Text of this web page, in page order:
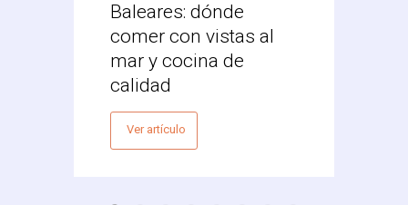
Baleares: dónde
comer con vistas al
mar y cocina de
calidad
Ver artículo